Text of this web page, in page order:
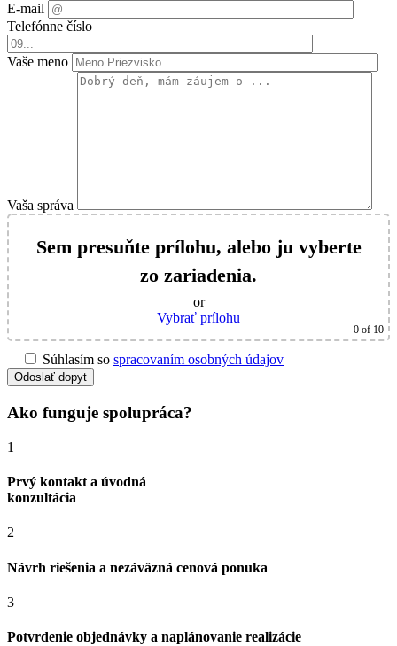
E-mail
Telefónne číslo
Vaše meno
Vaša správa
Sem presuňte prílohu, alebo ju vyberte
zo zariadenia.
or
Vybrať prílohu
0 of 10
Súhlasím so spracovaním osobných údajov
Odoslať dopyt
Ako funguje spolupráca?
1
Prvý kontakt a úvodná
konzultácia
2
Návrh riešenia a nezáväzná cenová ponuka
3
Potvrdenie objednávky a naplánovanie realizácie